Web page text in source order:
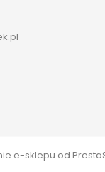
e-sklepu od